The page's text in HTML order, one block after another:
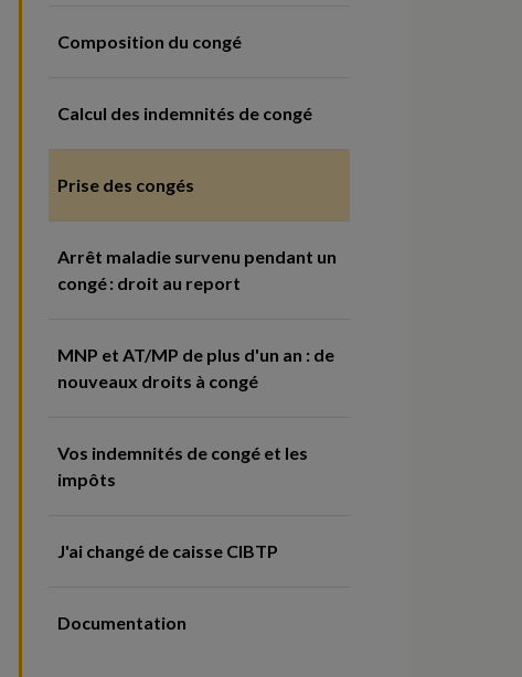
Composition du congé
Calcul des indemnités de congé
Prise des congés
Arrêt maladie survenu pendant un
congé : droit au report
MNP et AT/MP de plus d'un an : de
nouveaux droits à congé
Vos indemnités de congé et les
impôts
J'ai changé de caisse CIBTP
Documentation